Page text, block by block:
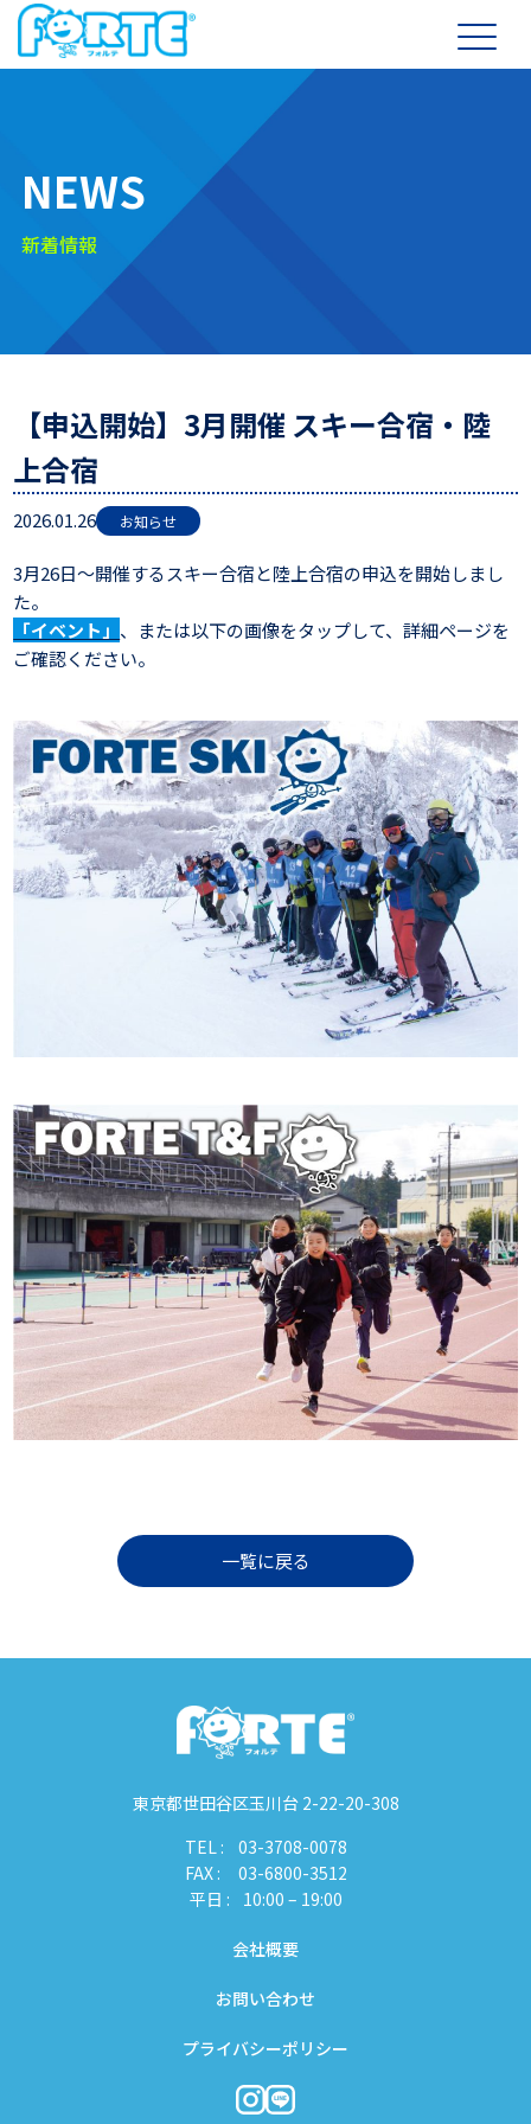
新着情報
【申込開始】3月開催 スキー合宿・陸
上合宿
2026.01.26 お知らせ
3月26日～開催するスキー合宿と陸上合宿の申込を開始しまし
た。
「イベント」 、または以下の画像をタップして、詳細ページを
ご確認ください。
一覧に戻る
東京都世田谷区玉川台 2-22-20-308
TEL :
03-3708-0078
FAX :
03-6800-3512
平日 :
10:00 – 19:00
会社概要
お問い合わせ
プライバシーポリシー